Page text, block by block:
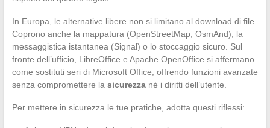
In Europa, le alternative libere non si limitano al download di file.
Coprono anche la mappatura (OpenStreetMap, OsmAnd), la
messaggistica istantanea (Signal) o lo stoccaggio sicuro. Sul
fronte dell’ufficio, LibreOffice e Apache OpenOffice si affermano
come sostituti seri di Microsoft Office, offrendo funzioni avanzate
senza compromettere la sicurezzané i diritti dell’utente.
Per mettere in sicurezza le tue pratiche, adotta questi riflessi: